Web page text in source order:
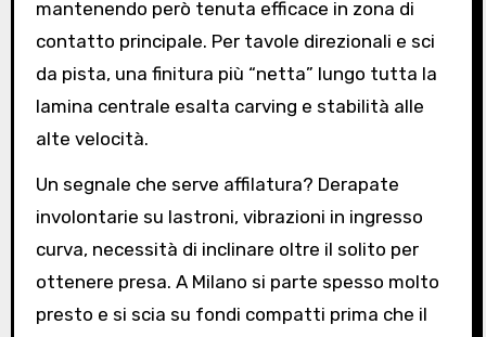
mantenendo però tenuta efficace in zona di
contatto principale. Per tavole direzionali e sci
da pista, una finitura più “netta” lungo tutta la
lamina centrale esalta carving e stabilità alle
alte velocità.
Un segnale che serve affilatura? Derapate
involontarie su lastroni, vibrazioni in ingresso
curva, necessità di inclinare oltre il solito per
ottenere presa. A Milano si parte spesso molto
presto e si scia su fondi compatti prima che il